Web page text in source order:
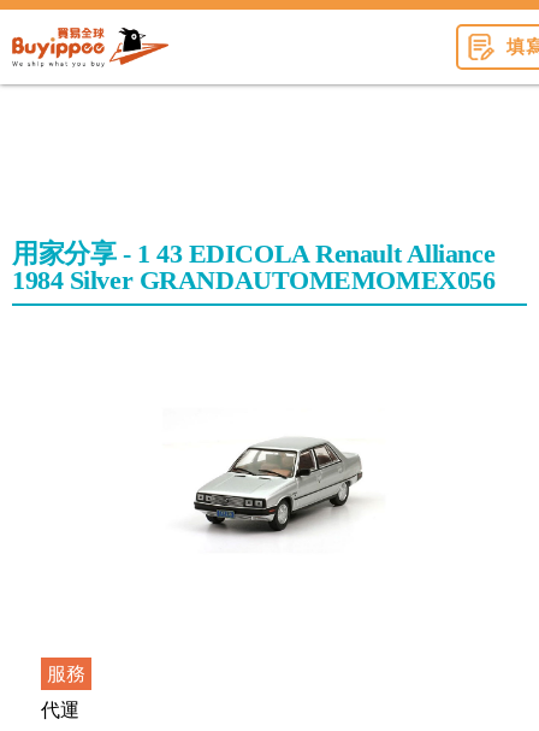
填
用家分享 - 1 43 EDICOLA Renault Alliance
1984 Silver GRANDAUTOMEMOMEX056
服務
代運